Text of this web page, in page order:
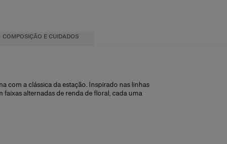
COMPOSIÇÃO E CUIDADOS
com a clássica da estação. Inspirado nas linhas
alternadas de renda de floral, cada uma